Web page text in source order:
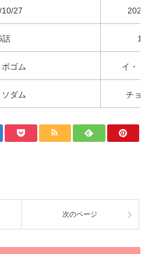
27 2020/
話 16
ゴム イ・ド
ダム チョ・
次のページ